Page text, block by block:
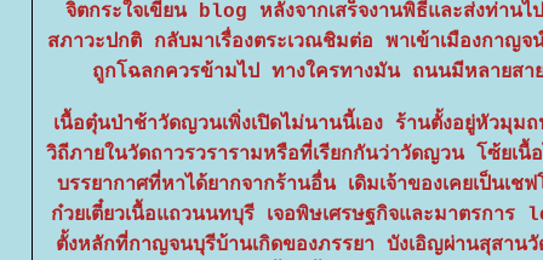
จิตกระใจเขียน blog หลังจากเสร็จงานพิธีและส่งท่าน
สภาวะปกติ กลับมาเรื่องตระเวณชิมต่อ พาเข้าเมืองกาญจ
ถูกโฉลกควรข้ามไป ทางใครทางมัน ถนนมีหลายสา
เนื้อตุ๋นป่าช้าวัดญวนเพิ่งเปิดไม่นานนี้เอง ร้านตั้งอยู่หัวมุม
วิถีภายในวัดถาวรวรารามหรือที่เรียกกันว่าวัดญวน โซ้ยเนื้
บรรยากาศที่หาได้ยากจากร้านอื่น เดิมเจ้าของเคยเป็นเช
ก๋วยเตี๋ยวเนื้อแถวนนทบุรี เจอพิษเศรษฐกิจและมาตรการ
ตั้งหลักที่กาญจนบุรีบ้านเกิดของภรรยา บังเอิญผ่านสุสาน